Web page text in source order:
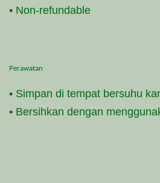
• Non-refundable
Perawatan
• Simpan di tempat bersuhu
• Bersihkan dengan